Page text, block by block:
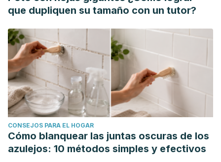
que dupliquen su tamaño con un tutor?
CONSEJOS PARA EL HOGAR
Cómo blanquear las juntas oscuras de los
azulejos: 10 métodos simples y efectivos